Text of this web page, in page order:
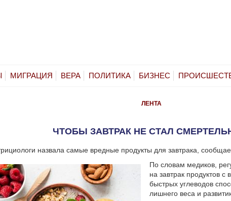
МИГРАЦИЯ ВЕРА ПОЛИТИКА БИЗНЕС
ЛЕНТА
ЧТОБЫ ЗАВТРАК НЕ СТАЛ
назвала самые вредные продукты для завтрака,
По словам медиков,
на завтрак продуктов
быстрых углеводов
лишнего веса и